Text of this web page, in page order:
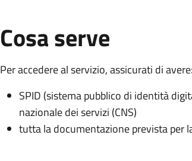
Cosa serve
Per accedere al servizio, assicurati di avere:
SPID (sistema pubblico di identità
nazionale dei servizi (CNS)
tutta la documentazione prevista per